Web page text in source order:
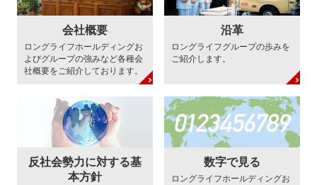
会社概要
ロングライフホールディングお
よびグループの強みなど各種会
社概要をご紹介しております。
沿革
ロングライフグループの歩みを
ご紹介します。
反社会勢力に対する基
本方針
数字で見る
ロングライフホールディングお